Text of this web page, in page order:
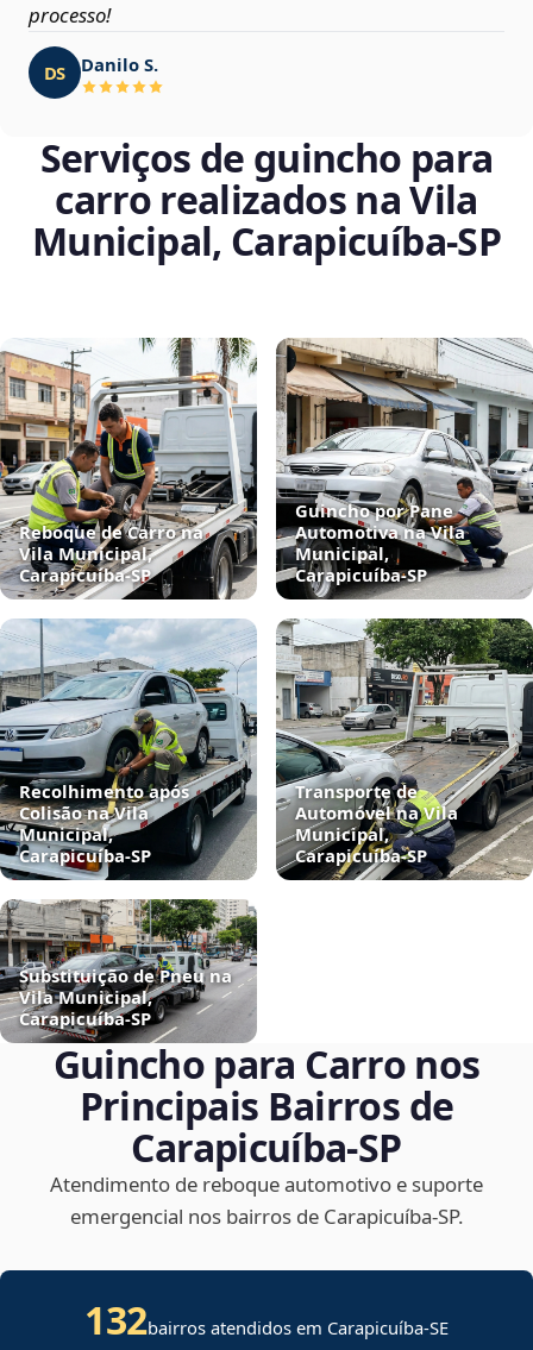
processo!
DS Danilo S.
Serviços de guincho para
carro realizados na Vila
Municipal, Carapicuíba‑SP
Reboque de Carro na
Vila Municipal,
Carapicuíba‑SP
Guincho por Pane
Automotiva na Vila
Municipal,
Carapicuíba‑SP
Recolhimento após
Colisão na Vila
Municipal,
Carapicuíba‑SP
Transporte de
Automóvel na Vila
Municipal,
Carapicuíba‑SP
Substituição de Pneu na
Vila Municipal,
Carapicuíba‑SP
Guincho para Carro nos
Principais Bairros de
Carapicuíba‑SP
Atendimento de reboque automotivo e suporte
emergencial nos bairros de Carapicuíba‑SP.
132bairros atendidos em Carapicuíba-SE